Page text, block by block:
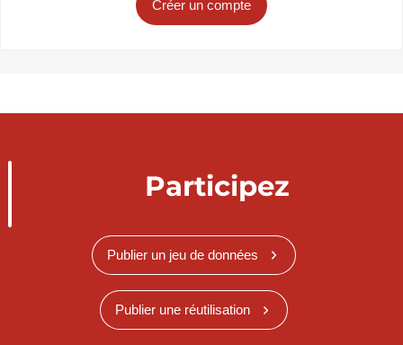
Créer un compte
Participez
Publier un jeu de données
Publier une réutilisation